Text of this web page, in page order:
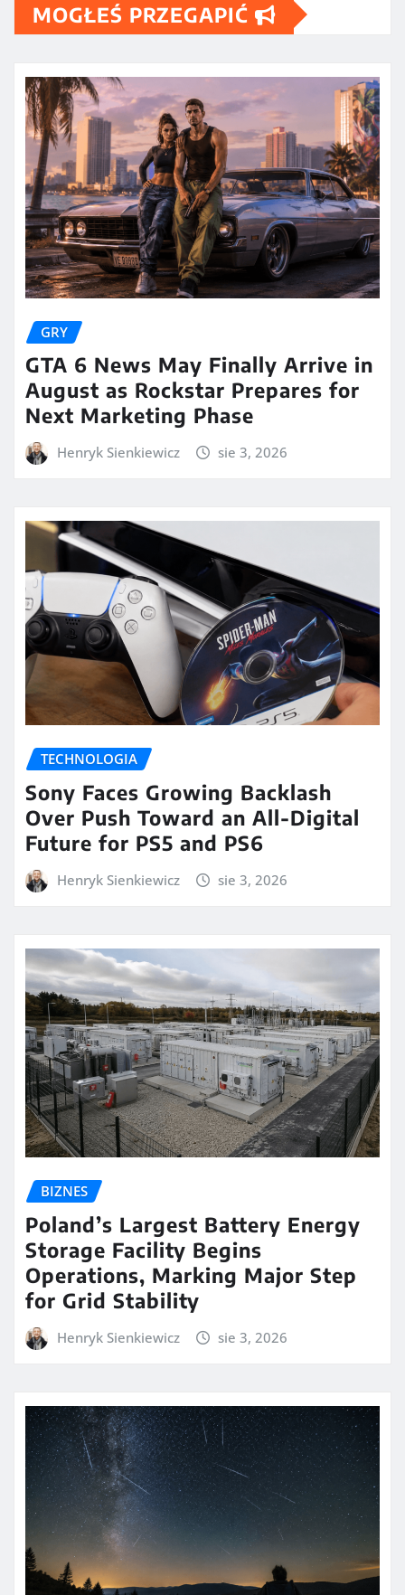
MOGŁEŚ PRZEGAPIĆ
GRY
GTA 6 News May Finally Arrive in
August as Rockstar Prepares for
Next Marketing Phase
Henryk Sienkiewicz sie 3, 2026
TECHNOLOGIA
Sony Faces Growing Backlash
Over Push Toward an All-Digital
Future for PS5 and PS6
Henryk Sienkiewicz sie 3, 2026
BIZNES
Poland’s Largest Battery Energy
Storage Facility Begins
Operations, Marking Major Step
for Grid Stability
Henryk Sienkiewicz sie 3, 2026